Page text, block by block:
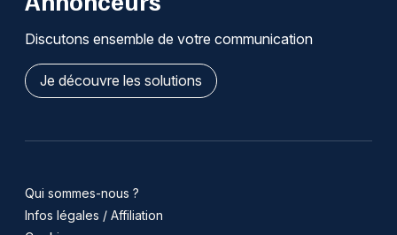
Discutons ensemble de votre communication
Je découvre les solutions
Qui sommes-nous ?
Infos légales / Affiliation